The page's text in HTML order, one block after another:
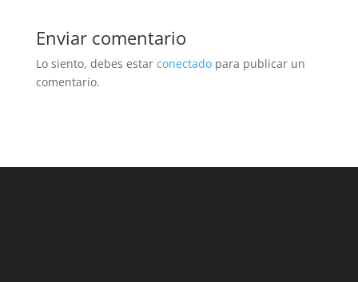
Enviar comentario
Lo siento, debes estar conectadopara publicar un
comentario.